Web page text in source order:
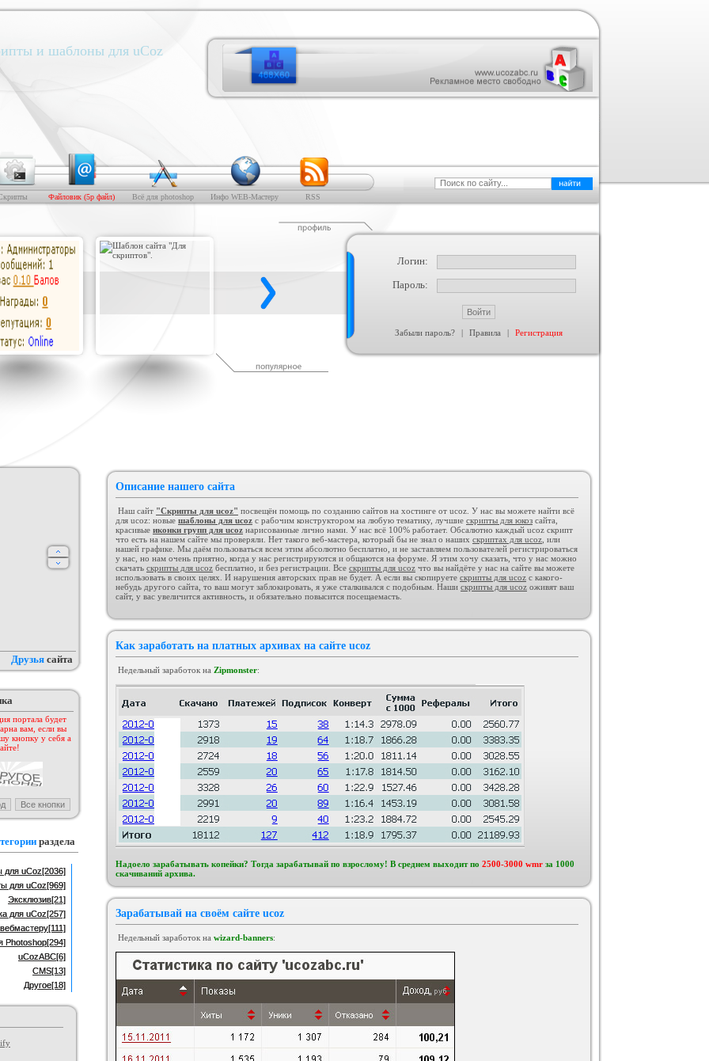
и шаблоны для uCoz
Файловик (5р файл) Всё для photoshop Инфо WEB-Мастеру RSS
Шаблон сайта "Для скриптов".
Коллекция шаблонов № 1
(Музыка)
ucoz Gaming Off.
Игровые
Сборник лучших шаблонов
уходящего года
Категория : Ucoz
KIBER
Категория :Игровые
Тёмный шаблон Call of Duty для
ucoz
Категория :Игровые
BsGame для uCoz
:
Шаблон для ucoz BsGames
Категория :
Ucoz
Логин:
Пароль:
Забыли пароль? | Правила | Регистрация
Описание нашего сайта
Наш сайт "Скрипты для ucoz" посвещён помощь по созданию сайтов на хостинге от ucoz. У нас вы можете найти всё
для ucoz: новые шаблоны для ucoz с рабочим конструктором на любую тематику, лучшие скрипты для юкоз сайта,
красивые иконки групп для ucoz нарисованные лично нами. У нас всё 100% работает. Обсалютно каждый ucoz скрипт
что есть на нашем сайте мы проверяли. Нет такого веб-мастера, который бы не знал о наших скриптах для ucoz , или
нашей графике. Мы даём пользоваться всем этим абсолютно бесплатно, и не заставляем пользователей регистрироваться
у нас, но нам очень приятно, когда у нас регистрируются и общаются на форуме. Я этим хочу сказать, что у нас можно
скачать скрипты для ucoz бесплатно, и без регистрации. Все скрипты для ucoz что вы найдёте у нас на сайте вы можете
использовать в своих целях. И нарушения авторских прав не будет. А если вы скопируете скрипты для ucoz с какого-
небудь другого сайта, то ваш могут заблокировать, я уже сталкивался с подобным. Наши скрипты для ucoz оживят ваш
сайт, у вас увеличится активность, и обязательно повысится посещаемасть.
Как заработать на платных архивах на сайте ucoz
Недельный заработок на Zipmonster:
Надоело зарабатывать копейки? Тогда зарабатывай по взрослому! В среднем выходит по 2500-3000 wmr за 1000
скачиваний архива.
Зарабатывай на своём сайте ucoz
Недельный заработок на wizard-banners:
Друзья сайта
портала будет
вам, если вы
кнопку у себя а
раздела
для uCoz[2036]
для uCoz[969]
Эксклюзив[21]
для uCoz[257]
[111]
Photoshop[294]
uCozABC[6]
CMS[13]
Другое[18]